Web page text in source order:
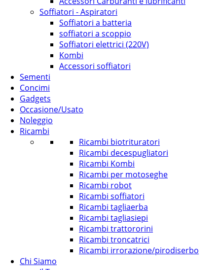
Soffiatori - Aspiratori
Soffiatori a batteria
soffiatori a scoppio
Soffiatori elettrici (220V)
Kombi
Accessori soffiatori
Sementi
Concimi
Gadgets
Occasione/Usato
Noleggio
Ricambi
Ricambi biotrituratori
Ricambi decespugliatori
Ricambi Kombi
Ricambi per motoseghe
Ricambi robot
Ricambi soffiatori
Ricambi tagliaerba
Ricambi tagliasiepi
Ricambi trattororini
Ricambi troncatrici
Ricambi irrorazione/pirodiserbo
Chi Siamo